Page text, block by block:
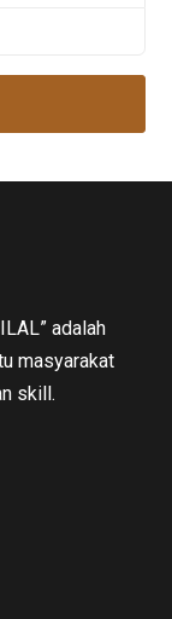
adalah
masyarakat
skill.